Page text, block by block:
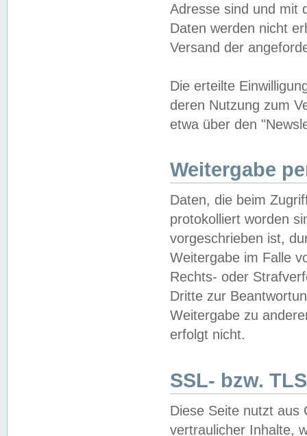
Adresse sind und mit
Daten werden nicht
Versand der
Die erteilte
deren Nutzung zum
etwa über den
Weitergabe
Daten, die beim
protokolliert worden
vorgeschrieben ist,
Weitergabe im Falle
Rechts- oder
Dritte zur
Weitergabe zu
erfolgt nicht.
SSL- bzw.
Diese Seite nutzt aus
vertraulicher Inhalte,